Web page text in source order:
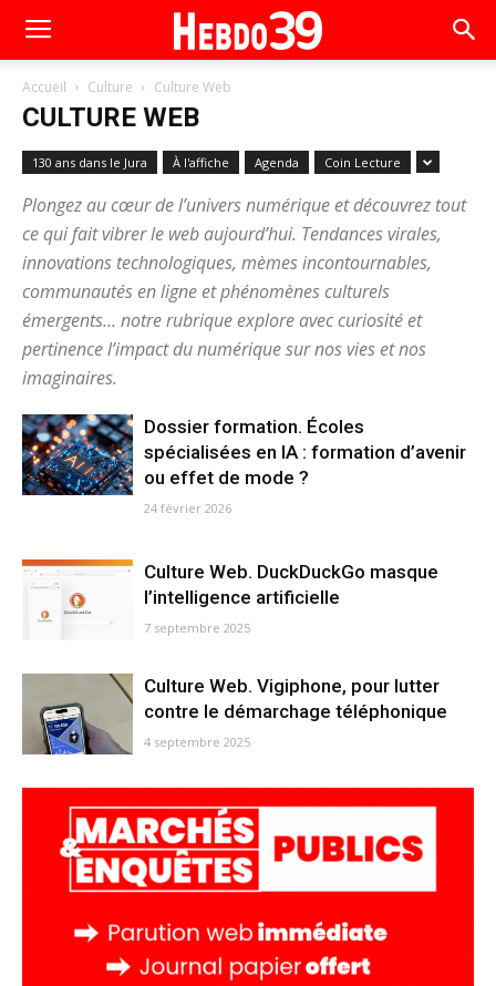
Accueil Culture Culture Web
CULTURE WEB
130 ans dans le Jura À l'affiche Agenda Coin Lecture
Plongez au cœur de l’univers numérique et découvrez tout
ce qui fait vibrer le web aujourd’hui. Tendances virales,
innovations technologiques, mèmes incontournables,
communautés en ligne et phénomènes culturels
émergents… notre rubrique explore avec curiosité et
pertinence l’impact du numérique sur nos vies et nos
imaginaires.
Dossier formation. Écoles
spécialisées en IA : formation d’avenir
ou effet de mode ?
24 février 2026
Culture Web. DuckDuckGo masque
l’intelligence artificielle
7 septembre 2025
Culture Web. Vigiphone, pour lutter
contre le démarchage téléphonique
4 septembre 2025